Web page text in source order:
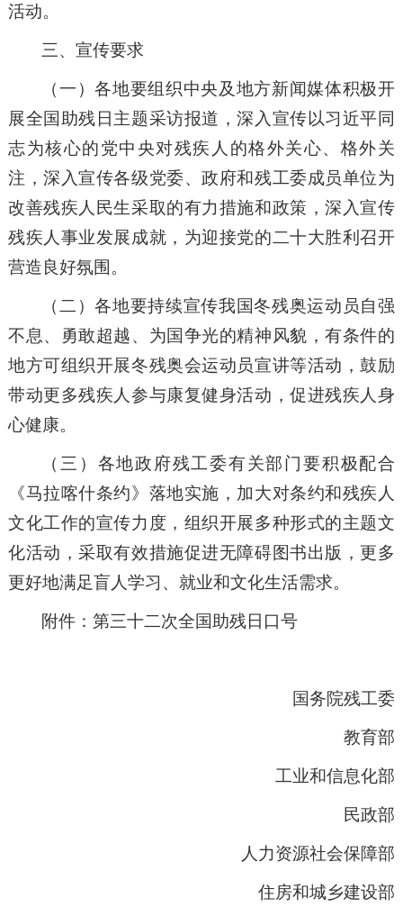
活动。
三、宣传要求
（一）各地要组织中央及地方新闻媒体积极开
展全国助残日主题采访报道，深入宣传以习近平同
志为核心的党中央对残疾人的格外关心、格外关
注，深入宣传各级党委、政府和残工委成员单位为
改善残疾人民生采取的有力措施和政策，深入宣传
残疾人事业发展成就，为迎接党的二十大胜利召开
营造良好氛围。
（二）各地要持续宣传我国冬残奥运动员自强
不息、勇敢超越、为国争光的精神风貌，有条件的
地方可组织开展冬残奥会运动员宣讲等活动，鼓励
带动更多残疾人参与康复健身活动，促进残疾人身
心健康。
（三）各地政府残工委有关部门要积极配合
《马拉喀什条约》落地实施，加大对条约和残疾人
文化工作的宣传力度，组织开展多种形式的主题文
化活动，采取有效措施促进无障碍图书出版，更多
更好地满足盲人学习、就业和文化生活需求。
附件：第三十二次全国助残日口号
国务院残工委
教育部
工业和信息化部
民政部
人力资源社会保障部
住房和城乡建设部